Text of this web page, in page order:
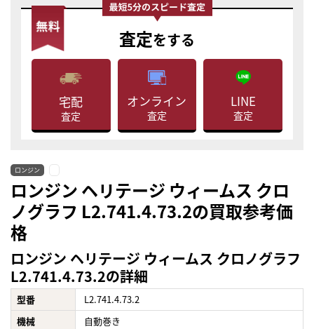
査定をする
宅配
査定
オンライン
査定
LINE
査定
ロンジン
ロンジン ヘリテージ ウィームス クロ
ノグラフ L2.741.4.73.2の買取参考価
格
ロンジン ヘリテージ ウィームス クロノグラフ
L2.741.4.73.2の詳細
型番
L2.741.4.73.2
機械
自動巻き